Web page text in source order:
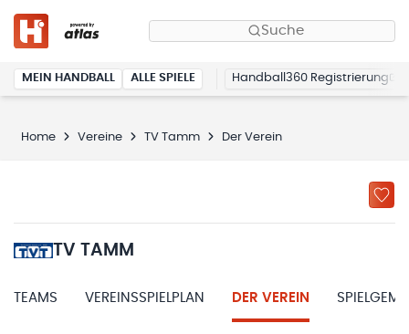
Suche
MEIN HANDBALL ALLE SPIELE Handball360 Registrierung
Home Vereine TV Tamm Der Verein
TV TAMM
TEAMS VEREINSSPIELPLAN DER VEREIN